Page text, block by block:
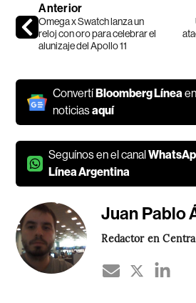
Anterior
Omega x Swatch lanza un
reloj con oro para celebrar el
alunizaje del Apollo 11
Convertí Bloomberg Línea
noticiasaquí
Seguínos en el canal
Línea Argentina
Juan Pablo
Redactor en